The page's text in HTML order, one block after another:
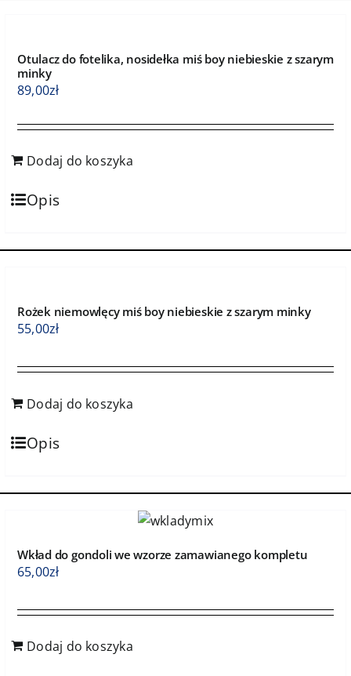
Otulacz do fotelika, nosidełka miś boy niebieskie z szarym
minky
89,00zł
Dodaj do koszyka
Opis
Rożek niemowlęcy miś boy niebieskie z szarym minky
55,00zł
Dodaj do koszyka
Opis
Wkład do gondoli we wzorze zamawianego kompletu
65,00zł
Dodaj do koszyka